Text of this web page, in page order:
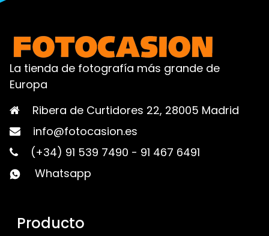
La tienda de fotografía más grande de
Europa
Ribera de Curtidores 22, 28005 Madrid
info@fotocasion.es
(+34) 91 539 7490 - 91 467 6491
Whatsapp
Producto